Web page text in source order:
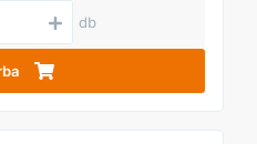
db